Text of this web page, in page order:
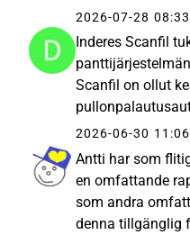
fördjupar sitt
tillhandahåller
elektronik, och
2026-07-28 08:33
Inderes Scanfil
Scanfil on ollut
ylösajossa ja
Lehdistötiedote
2026-06-30 11:06
Antti har som
en omfattande
som andra
denna tillgänglig